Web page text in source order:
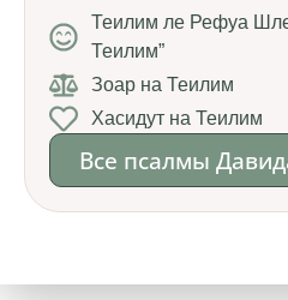
Теилим ле Рефуа
Теилим”
Зоар на Теилим
Хасидут на Теилим
Все псалмы